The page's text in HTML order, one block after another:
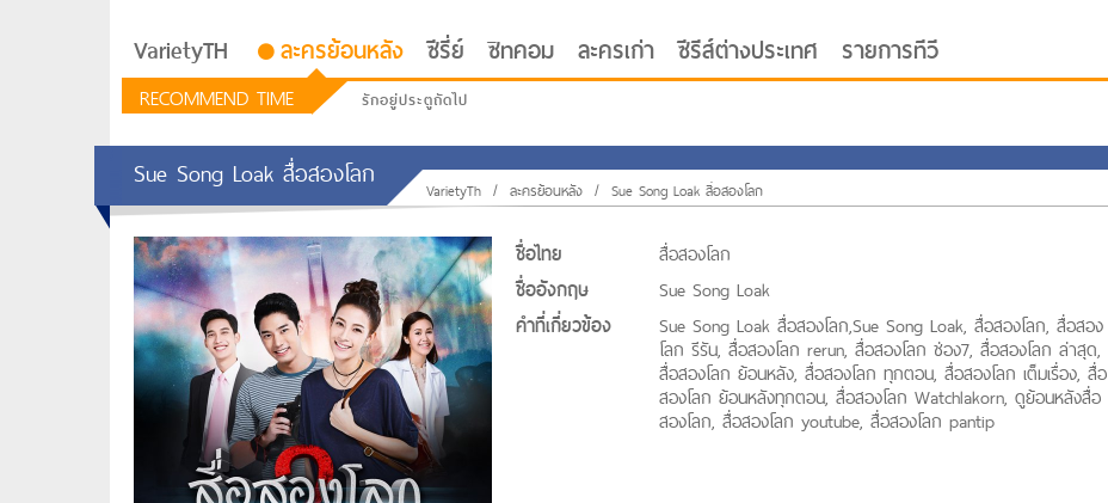
VarietyTH ละครย้อนหลัง ซีรี่ย์ ซิทคอม ละครเก่า ซีรีส์ต่างประเทศ รายการทีวี
RECOMMEND TIME
รักอยู่ประตูถัดไป
รักอยู่ประตูถัดไป
Sue Song Loak สื่อสองโลก VarietyTh / ละครย้อนหลัง / Sue Song Loak สื่อสองโลก
ชื่อไทย
สื่อสองโลก
ชื่ออังกฤษ
Sue Song Loak
คำที่เกี่ยวข้อง
Sue Song Loak สื่อสองโลก,Sue Song Loak, สื่อสองโลก, สื่อสอง
โลก รีรัน, สื่อสองโลก rerun, สื่อสองโลก ช่อง7, สื่อสองโลก ล่าสุด,
สื่อสองโลก ย้อนหลัง, สื่อสองโลก ทุกตอน, สื่อสองโลก เต็มเรื่อง, สื่อ
สองโลก ย้อนหลังทุกตอน, สื่อสองโลก Watchlakorn, ดูย้อนหลังสื่อ
สองโลก, สื่อสองโลก youtube, สื่อสองโลก pantip